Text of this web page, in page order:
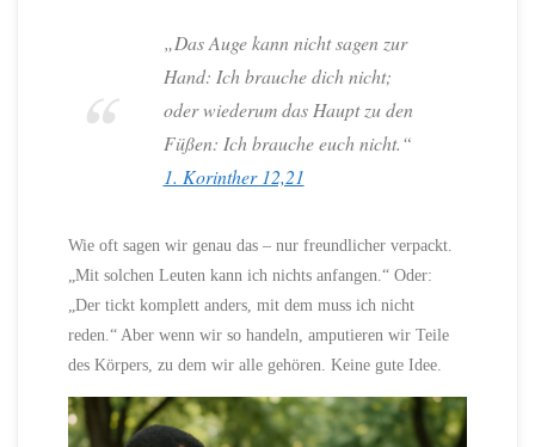
„Das Auge kann nicht sagen zur
Hand: Ich brauche dich nicht;
oder wiederum das Haupt zu den
Füßen: Ich brauche euch nicht.“
1. Korinther 12,21
Wie oft sagen wir genau das – nur freundlicher verpackt.
„Mit solchen Leuten kann ich nichts anfangen.“ Oder:
„Der tickt komplett anders, mit dem muss ich nicht
reden.“ Aber wenn wir so handeln, amputieren wir Teile
des Körpers, zu dem wir alle gehören. Keine gute Idee.